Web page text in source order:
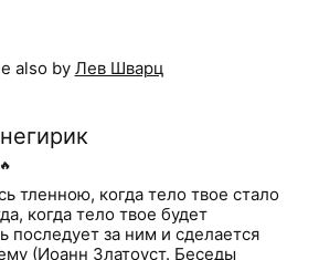
also by Лев Шварц
🔥
тленною, когда тело твое стало
когда тело твое будет
последует за ним и сделается
(Иоанн Златоуст. Беседы